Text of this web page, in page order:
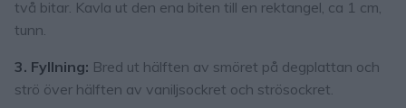
två bitar. Kavla ut den ena biten till en rektangel, ca 1 cm,
tunn.
3. Fyllning: Bred ut hälften av smöret på degplattan och
strö över hälften av vaniljsockret och strösockret.